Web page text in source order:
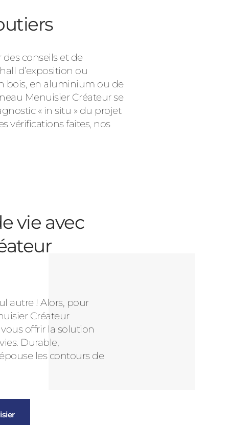
conseils et de
d’exposition ou
bois, en aluminium ou de
Menuisier Créateur se
« in situ » du projet
vérifications faites, nos
vie avec
autre ! Alors, pour
Créateur
offrir la solution
Durable,
les contours de